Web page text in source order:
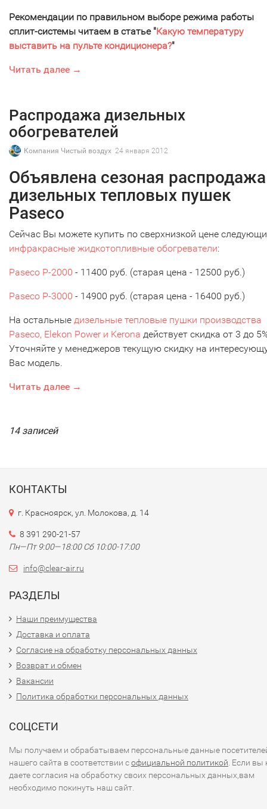
Рекомендации по правильном выборе режима работы
сплит-системы читаем в статье "Какую температуру
выставить на пульте кондиционера?"
Читать далее →
Распродажа дизельных
обогревателей
Компания Чистый воздух 24 января 2012
Объявлена сезоная распродажа
дизельных тепловых пушек
Paseco
Сейчас Вы можете купить по сверхнизкой цене
инфракрасные жидкотопливные обогреватели:
Paseco P-2000 - 11400 руб. (старая цена - 12500 руб.)
Paseco P-3000 - 14900 руб. (старая цена - 16400 руб.)
На остальные дизельные тепловые пушки производства
Paseco, Elekon Power и Kerona действует скидка от 3 до
Уточняйте у менеджеров текущую скидку на
Вас модель.
Читать далее →
14 записей
КОНТАКТЫ
г. Красноярск, ул. Молокова, д. 14
8 391 290-21-57
Пн—Пт 9:00—18:00 Сб 10:00-17:00
info@clear-air.ru
РАЗДЕЛЫ
Наши преимущества
Доставка и оплата
Согласие на обработку персональных данных
Возврат и обмен
Вакансии
Политика обработки персональных данных
СОЦСЕТИ
Мы получаем и обрабатываем персональные данные
нашего сайта в соответствии софициальной политикой . Если вы
даете согласия на обработку своих персональных данных,вам
необходимо покинуть наш сайт.